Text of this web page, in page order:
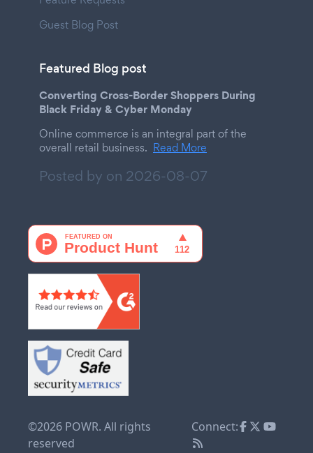
Guest Blog Post
Featured Blog post
Converting Cross-Border Shoppers During
Black Friday & Cyber Monday
Online commerce is an integral part of the
overall retail business. Read More
Posted by on 2026-08-07
©2026 POWR. All rights
reserved
Connect: